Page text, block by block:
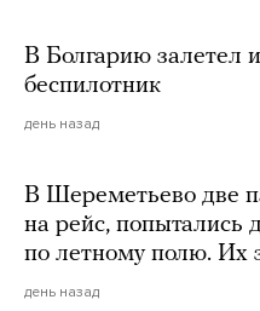
В Болгарию залетел
беспилотник
день назад
В Шереметьево две
на рейс, попытались
по летному полю. Их
день назад